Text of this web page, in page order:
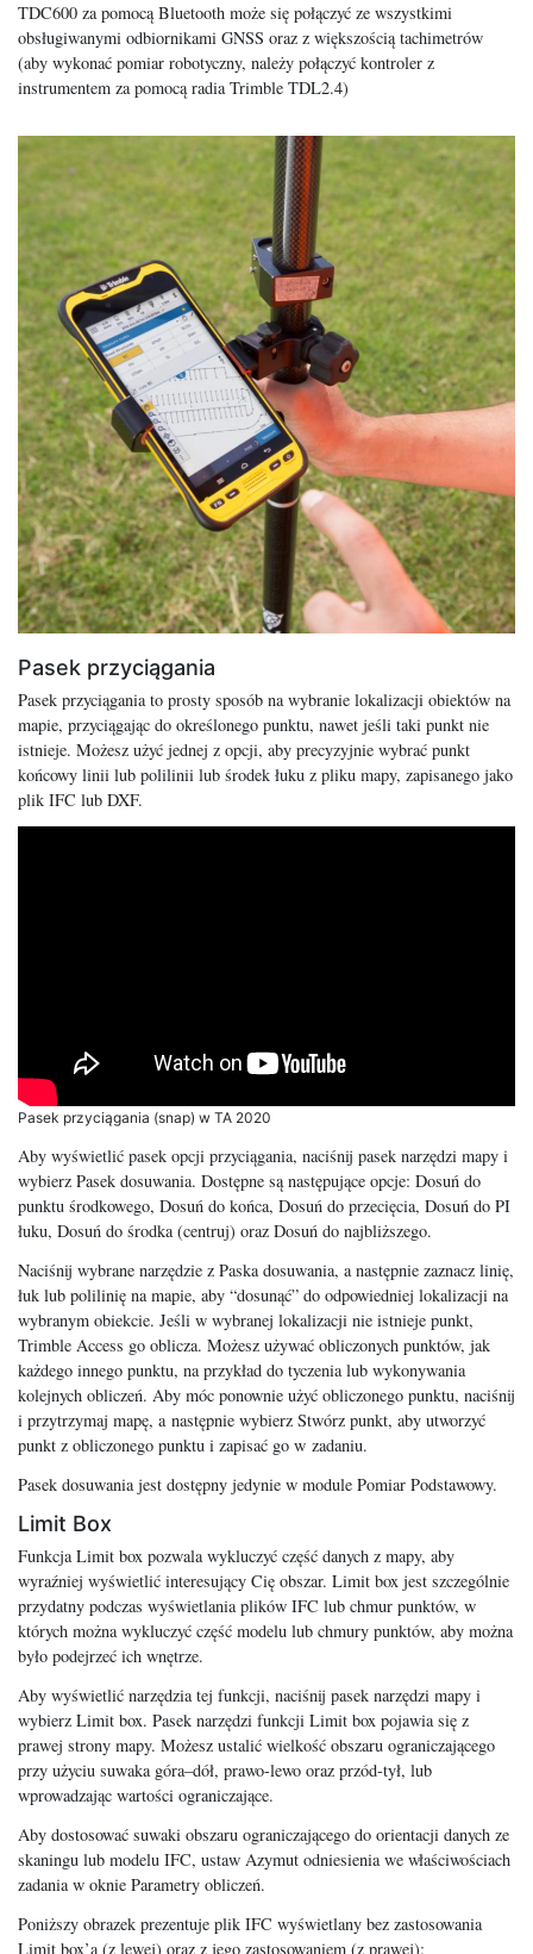
TDC600 za pomocą Bluetooth może się połączyć ze wszystkimi
obsługiwanymi odbiornikami GNSS oraz z większością tachimetrów
(aby wykonać pomiar robotyczny, należy połączyć kontroler z
instrumentem za pomocą radia Trimble TDL2.4)
Pasek przyciągania
Pasek przyciągania to prosty sposób na wybranie lokalizacji obiektów na
mapie, przyciągając do określonego punktu, nawet jeśli taki punkt nie
istnieje. Możesz użyć jednej z opcji, aby precyzyjnie wybrać punkt
końcowy linii lub polilinii lub środek łuku z pliku mapy, zapisanego jako
plik IFC lub DXF.
Pasek przyciągania (snap) w TA 2020
Aby wyświetlić pasek opcji przyciągania, naciśnij pasek narzędzi mapy i
wybierz Pasek dosuwania. Dostępne są następujące opcje: Dosuń do
punktu środkowego, Dosuń do końca, Dosuń do przecięcia, Dosuń do PI
łuku, Dosuń do środka (centruj) oraz Dosuń do najbliższego.
Naciśnij wybrane narzędzie z Paska dosuwania, a następnie zaznacz linię,
łuk lub polilinię na mapie, aby “dosunąć” do odpowiedniej lokalizacji na
wybranym obiekcie. Jeśli w wybranej lokalizacji nie istnieje punkt,
Trimble Access go oblicza. Możesz używać obliczonych punktów, jak
każdego innego punktu, na przykład do tyczenia lub wykonywania
kolejnych obliczeń. Aby móc ponownie użyć obliczonego punktu, naciśnij
i przytrzymaj mapę, a następnie wybierz Stwórz punkt, aby utworzyć
punkt z obliczonego punktu i zapisać go w zadaniu.
Pasek dosuwania jest dostępny jedynie w module Pomiar Podstawowy.
Limit Box
Funkcja Limit box pozwala wykluczyć część danych z mapy, aby
wyraźniej wyświetlić interesujący Cię obszar. Limit box jest szczególnie
przydatny podczas wyświetlania plików IFC lub chmur punktów, w
których można wykluczyć część modelu lub chmury punktów, aby można
było podejrzeć ich wnętrze.
Aby wyświetlić narzędzia tej funkcji, naciśnij pasek narzędzi mapy i
wybierz Limit box. Pasek narzędzi funkcji Limit box pojawia się z
prawej strony mapy. Możesz ustalić wielkość obszaru ograniczającego
przy użyciu suwaka góra–dół, prawo-lewo oraz przód-tył, lub
wprowadzając wartości ograniczające.
Aby dostosować suwaki obszaru ograniczającego do orientacji danych ze
skaningu lub modelu IFC, ustaw Azymut odniesienia we właściwościach
zadania w oknie Parametry obliczeń.
Poniższy obrazek prezentuje plik IFC wyświetlany bez zastosowania
Limit box’a (z lewej) oraz z jego zastosowaniem (z prawej):